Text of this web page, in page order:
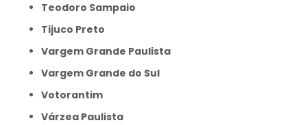
Teodoro Sampaio
Tijuco Preto
Vargem Grande Paulista
Vargem Grande do Sul
Votorantim
Várzea Paulista